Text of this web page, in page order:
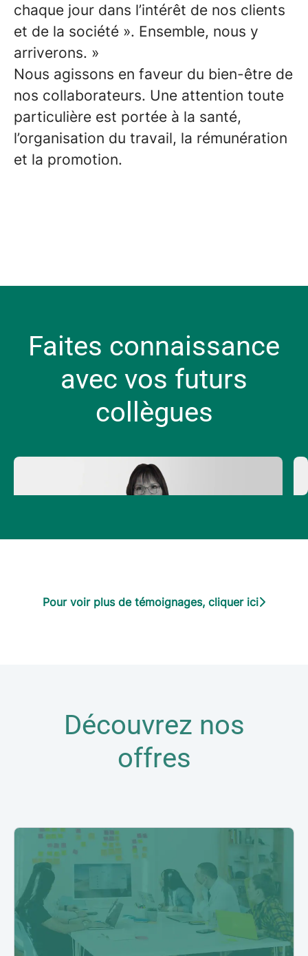
chaque jour dans l’intérêt de nos clients
et de la société ». Ensemble, nous y
arriverons. »
Nous agissons en faveur du bien-être de
nos collaborateurs. Une attention toute
particulière est portée à la santé,
l’organisation du travail, la rémunération
et la promotion.
Faites connaissance
avec vos futurs
collègues
Pour voir plus de témoignages, cliquer ici
Découvrez nos
offres